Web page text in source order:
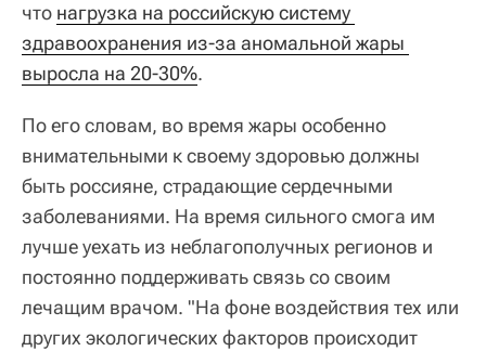
что нагрузка на российскую систему
здравоохранения из-за аномальной жары
выросла на 20-30%.
По его словам, во время жары особенно
внимательными к своему здоровью должны
быть россияне, страдающие сердечными
заболеваниями. На время сильного смога им
лучше уехать из неблагополучных регионов и
постоянно поддерживать связь со своим
лечащим врачом. "На фоне воздействия тех или
других экологических факторов происходит